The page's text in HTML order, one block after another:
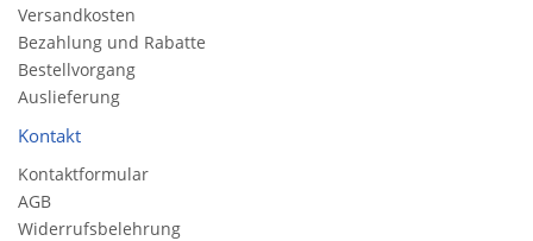
Versandkosten
Bezahlung und Rabatte
Bestellvorgang
Auslieferung
Kontakt
Kontaktformular
AGB
Widerrufsbelehrung